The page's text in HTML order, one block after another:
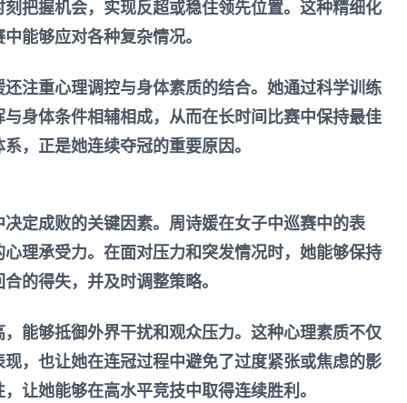
把握机会，实现反超或稳住领先位置。这种精细化
能够应对各种复杂情况。
注重心理调控与身体素质的结合。她通过科学训练
身体条件相辅相成，从而在长时间比赛中保持最佳
，正是她连续夺冠的重要原因。
定成败的关键因素。周诗媛在女子中巡赛中的表
理承受力。在面对压力和突发情况时，她能够保持
的得失，并及时调整策略。
能够抵御外界干扰和观众压力。这种心理素质不仅
，也让她在连冠过程中避免了过度紧张或焦虑的影
让她能够在高水平竞技中取得连续胜利。